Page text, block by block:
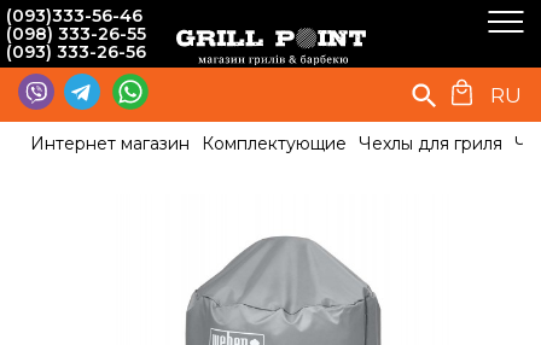
(093)333-56-46
(098) 333-26-55
(093) 333-26-56
RU
Интернет магазин Комплектующие Чехлы для гриля